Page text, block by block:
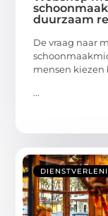
duurzaam
De vraag naar
mensen kiezen
...